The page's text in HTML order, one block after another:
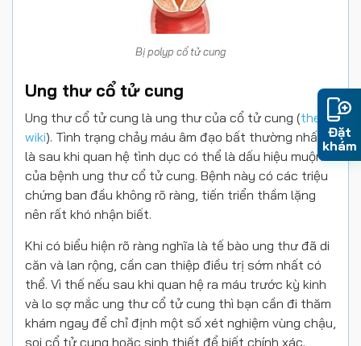
Bị polyp cổ tử cung
Ung thư cổ tử cung
Ung thư cổ tử cung là ung thư của cổ tử cung (theo
wiki). Tình trạng chảy máu âm đạo bất thường nhất
là sau khi quan hệ tình dục có thể là dấu hiệu muộn
của bệnh ung thư cổ tử cung. Bệnh này có các triệu
chứng ban đầu không rõ ràng, tiến triển thầm lặng
nên rất khó nhận biết.
Khi có biểu hiện rõ ràng nghĩa là tế bào ung thư đã di
căn và lan rộng, cần can thiệp điều trị sớm nhất có
thể. Vì thế nếu sau khi quan hệ ra máu trước kỳ kinh
và lo sợ mắc ung thư cổ tử cung thì bạn cần đi thăm
khám ngay để chỉ định một số xét nghiệm vùng chậu,
soi cổ tử cung hoặc sinh thiết để biết chính xác.
Đặt
khám